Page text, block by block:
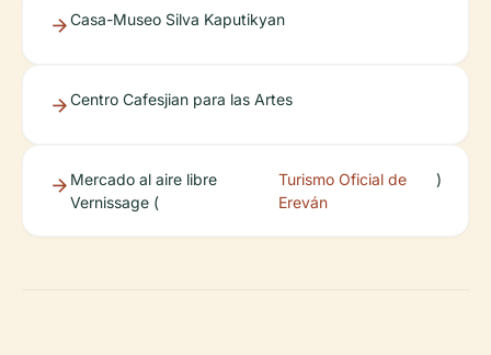
Casa-Museo Silva Kaputikyan
Centro Cafesjian para las Artes
Mercado al aire libre
Vernissage (
Turismo Oficial de
Ereván
)